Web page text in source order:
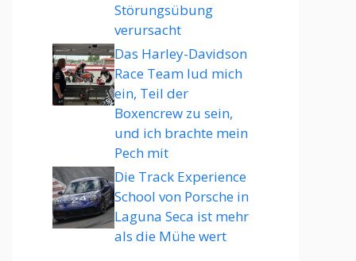
Störungsübung
verursacht
Das Harley-Davidson
Race Team lud mich
ein, Teil der
Boxencrew zu sein,
und ich brachte mein
Pech mit
Die Track Experience
School von Porsche in
Laguna Seca ist mehr
als die Mühe wert